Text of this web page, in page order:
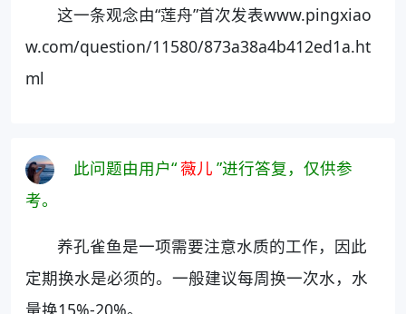
这一条观念由“莲舟”首次发表www.pingxiao
w.com/question/11580/873a38a4b412ed1a.ht
ml
此问题由用户“薇儿 ”进行答复，仅供参
考。
养孔雀鱼是一项需要注意水质的工作，因此
定期换水是必须的。一般建议每周换一次水，水
量换15%-20%。